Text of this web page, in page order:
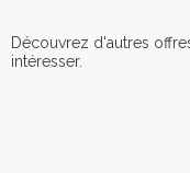
Découvrez d'autres
intéresser.